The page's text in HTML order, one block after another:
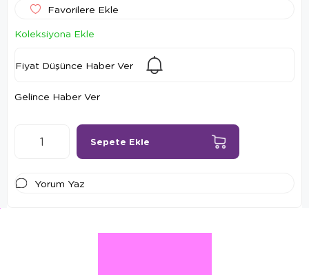
Favorilere Ekle
Koleksiyona Ekle
Fiyat Düşünce Haber Ver
Gelince Haber Ver
Yorum Yaz